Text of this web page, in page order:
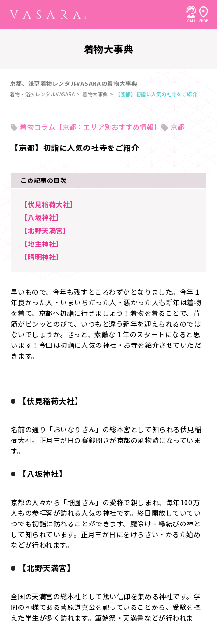
着物大事典
京都、浅草着物レンタルVASARAの着物大事典
着物・浴衣レンタルVASARA 着物大事典 【京都】初詣に人気の社寺をご紹介
着物コラム【京都：エリア別おすすめ情報】 京都
【京都】初詣に人気の社寺をご紹介
この記事の目次
【伏見稲荷大社】
【八坂神社】
【北野天満宮】
【地主神社】
【晴明神社】
早いもので、今年も残すところわずかとなりました。今年１
年良かった人・いまいちだった人・悪かった人も新年は着物
を着て、京都へ初詣に行きましょう！着物を着ることで、背
筋がピンッとのびて、いつもと違う新年を迎えられるのでは
ないでしょうか。きっと、素敵な１年のスタートになると思
います！今回は初詣に人気の神社・お寺を紹介させていただ
きます。
【伏見稲荷大社】
名前の通り「おいなりさん」の総本宮として知られる伏見稲
荷大社。正月三が日の賽銭開きが京都の風物詩になっていま
す。
【八坂神社】
京都の人々から「祇園さん」の愛称で親しまれ、毎年100万
人もの参拝客が訪れる人気の神社です。終日開放していてい
つでも初詣に訪れることができます。魔除け・縁結びの神と
して知られています。正月三が日にをけらさい・かるた始め
などが行われます。
【北野天満宮】
全国の天満宮の総本社として篤い信仰を集める神社です。学
問の神様である菅原道真公を祀っていることから、受験を控
えた学生が多く訪れます。筆始祭・天満書などが行われま